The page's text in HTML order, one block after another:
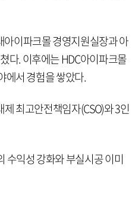
이파크몰 경영지원실장과 아
다. 이후에는 HDC아이파크몰
에서 경험을 쌓았다.
최고안전책임자(CSO)와 3인
수익성 강화와 부실시공 이미